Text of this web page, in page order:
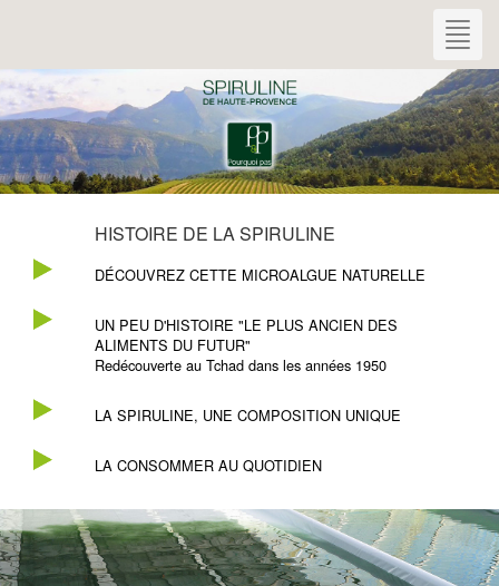
HISTOIRE DE LA SPIRULINE
DÉCOUVREZ CETTE MICROALGUE NATURELLE
UN PEU D'HISTOIRE "LE PLUS ANCIEN DES
ALIMENTS DU FUTUR"
Redécouverte au Tchad dans les années 1950
LA SPIRULINE, UNE COMPOSITION UNIQUE
LA CONSOMMER AU QUOTIDIEN